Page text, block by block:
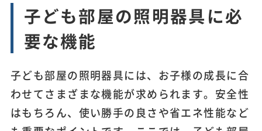
子ども部屋の照明器具に必
要な機能
子ども部屋の照明器具には、お子様の成長に合
わせてさまざまな機能が求められます。安全性
はもちろん、使い勝手の良さや省エネ性能など